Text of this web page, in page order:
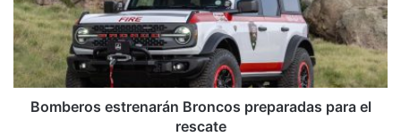
para
el
rescate
Bomberos estrenarán Broncos preparadas para el
rescate